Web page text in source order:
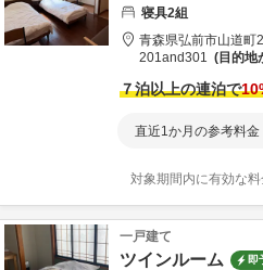
寝具2組
青森県弘前市山道町
201and301
目的地
７泊以上の連泊で10
直近1か月の参考料金
対象期間内に有効な料
一戸建て
ツインルーム 即